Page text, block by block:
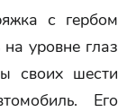
с гербом
уровне глаз
своих шести
Его